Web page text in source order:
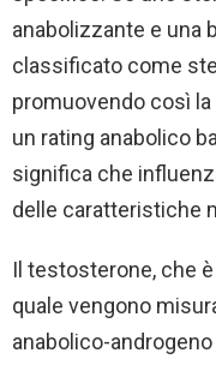
anabolizzante e una
classificato come
promuovendo così
un rating anabolico
significa che
delle caratteristiche
Il testosterone, che
quale vengono
anabolico-